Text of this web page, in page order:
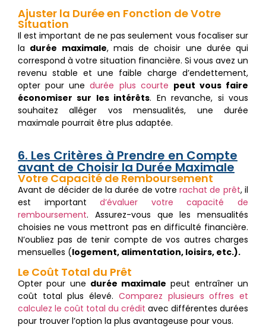
Ajuster la Durée en Fonction de Votre
Situation
Il est important de ne pas seulement vous focaliser sur
la durée maximale, mais de choisir une durée qui
correspond à votre situation financière. Si vous avez un
revenu stable et une faible charge d’endettement,
opter pour unedurée plus courte peut vous faire
économiser sur les intérêts. En revanche, si vous
souhaitez alléger vos mensualités, une durée
maximale pourrait être plus adaptée.
6. Les Critères à Prendre en Compte
avant de Choisir la Durée Maximale
Votre Capacité de Remboursement
Avant de décider de la durée de votrerachat de prêt, il
est importantd’évaluer votre capacité de
remboursement. Assurez-vous que les mensualités
choisies ne vous mettront pas en difficulté financière.
N’oubliez pas de tenir compte de vos autres charges
mensuelles (logement, alimentation, loisirs, etc.).
Le Coût Total du Prêt
Opter pour une durée maximale peut entraîner un
coût total plus élevé. Comparez plusieurs offres et
calculez le coût total du crédit avec différentes durées
pour trouver l’option la plus avantageuse pour vous.